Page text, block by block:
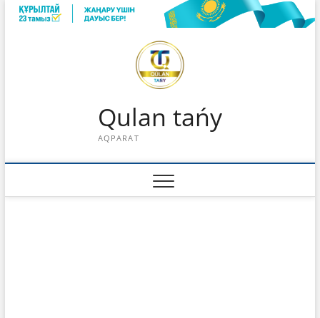
Skip
Qulan tańy
AQPARAT